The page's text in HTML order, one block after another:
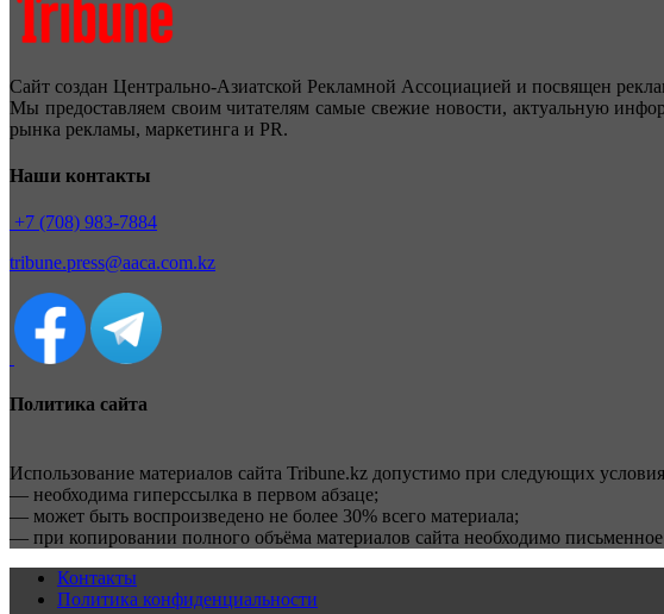
Сайт создан Центрально-Азиатской Рекламной Ассоциацией и посвящен
Мы предоставляем своим читателям самые свежие новости, актуальную
рынка рекламы, маркетинга и PR.
Наши контакты
+7 (708) 983-7884
tribune.press@aaca.com.kz
Политика сайта
Использование материалов сайта Tribune.kz допустимо при следующих
— необходима гиперссылка в первом абзаце;
— может быть воспроизведено не более 30% всего материала;
— при копировании полного объёма материалов сайта необходимо
Контакты
Политика конфиденциальности